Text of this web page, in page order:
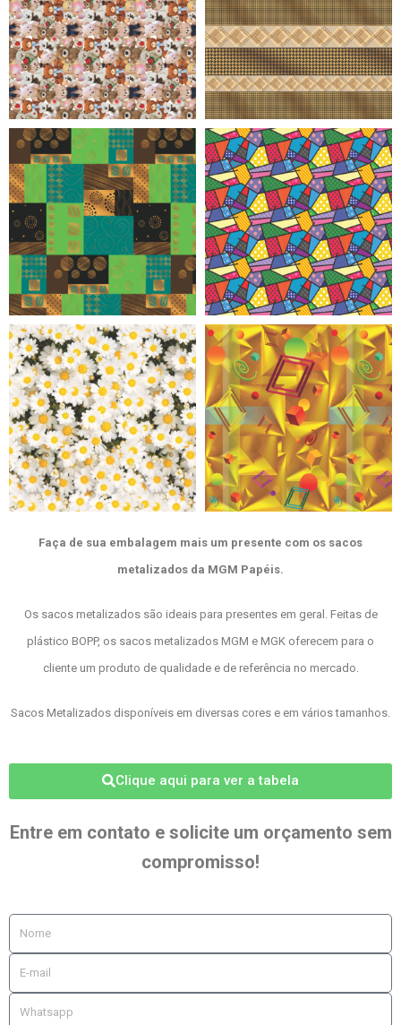
Faça de sua embalagem mais um presente com os sacos
metalizados da MGM Papéis.
Os sacos metalizados são ideais para presentes em geral. Feitas de
plástico BOPP, os sacos metalizados MGM e MGK oferecem para o
cliente um produto de qualidade e de referência no mercado.
Sacos Metalizados disponíveis em diversas cores e em vários tamanhos.
Clique aqui para ver a tabela
Entre em contato e solicite um orçamento sem
compromisso!